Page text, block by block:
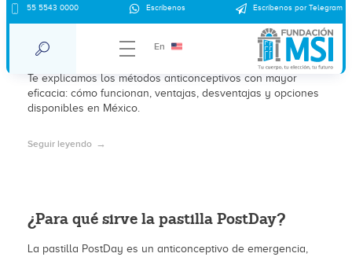
55 5543 0000 Escríbenos Escríbenos por Telegram
En
¿Cuáles son los métodos anticonceptivos
más eficaces?
Te explicamos los métodos anticonceptivos con mayor
eficacia: cómo funcionan, ventajas, desventajas y opciones
disponibles en México.
Seguir leyendo
¿Para qué sirve la pastilla PostDay?
La pastilla PostDay es un anticonceptivo de emergencia,